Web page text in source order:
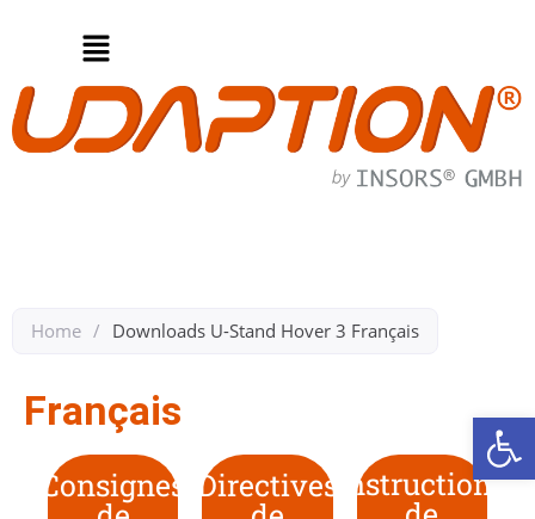
Home / Downloads U-Stand Hover 3 Français​
Français
Consignes Directives Instructions